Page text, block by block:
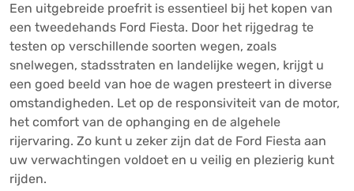
Een uitgebreide proefrit is essentieel bij het kopen van
een tweedehands Ford Fiesta. Door het rijgedrag te
testen op verschillende soorten wegen, zoals
snelwegen, stadsstraten en landelijke wegen, krijgt u
een goed beeld van hoe de wagen presteert in diverse
omstandigheden. Let op de responsiviteit van de motor,
het comfort van de ophanging en de algehele
rijervaring. Zo kunt u zeker zijn dat de Ford Fiesta aan
uw verwachtingen voldoet en u veilig en plezierig kunt
rijden.